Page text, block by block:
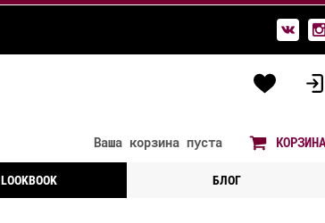
Ваша корзина пуста КОРЗИНА
LOOKBOOK БЛОГ